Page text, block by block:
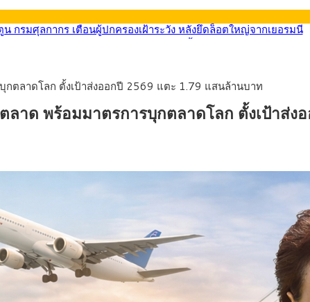
นกรอบ 33.40-34.00 มองเฟดคงดอกเบี้ย
ตามข้อมูลจ้างงานสหรัฐฯ
ธศาสตร์ รื้อโครงสร้างเศรษฐกิจ ดันไทยโตเต็มศักยภาพ
น กรมศุลกากร เตือนผู้ปกครองเฝ้าระวัง หลังยึดล็อตใหญ่จากเยอรมนี
กตลาดโลก ตั้งเป้าส่งออกปี 2569 แตะ 1.79 แสนล้านบาท
าด พร้อมมาตรการบุกตลาดโลก ตั้งเป้าส่